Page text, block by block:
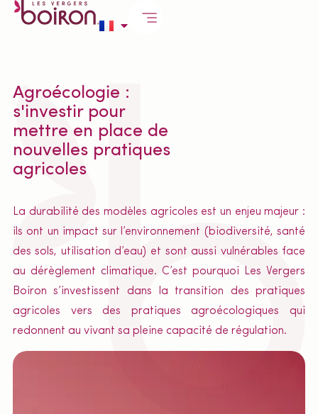
Agroécologie :
s'investir pour
mettre en place de
nouvelles pratiques
agricoles
La durabilité des modèles agricoles est un enjeu majeur :
ils ont un impact sur l’environnement (biodiversité, santé
des sols, utilisation d’eau) et sont aussi vulnérables face
au dérèglement climatique. C’est pourquoi Les Vergers
Boiron s’investissent dans la transition des pratiques
agricoles vers des pratiques agroécologiques qui
redonnent au vivant sa pleine capacité de régulation.